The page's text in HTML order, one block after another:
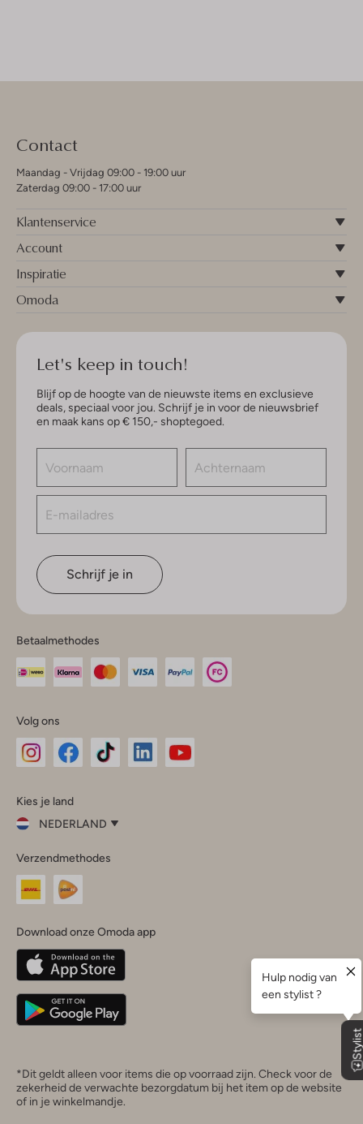
Contact
Maandag - Vrijdag 09:00 - 19:00 uur
Zaterdag 09:00 - 17:00 uur
Klantenservice
Account
Inspiratie
Omoda
Let's keep in touch!
Blijf op de hoogte van de nieuwste items en exclusieve
deals, speciaal voor jou. Schrijf je in voor de nieuwsbrief
en maak kans op € 150,- shoptegoed.
Schrijf je in
Betaalmethodes
Volg ons
InstagramFacebook
Kies je land
NEDERLAND
je
land
Nederland
Belgique(Français)
Deutschland
Verzendmethodes
Download onze Omoda app
*Dit geldt alleen voor items die op voorraad zijn. Check voor de
zekerheid de verwachte bezorgdatum bij het item op de website
of in je winkelmandje.